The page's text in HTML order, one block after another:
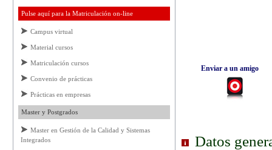
Pulse aquí para la Matriculación on-line
Campus virtual
Material cursos
Matriculación cursos
Convenio de prácticas
Prácticas en empresas
Master y Postgrados
Master en Gestión de la Calidad y Sistemas
Integrados
Enviar a un amigo
Datos